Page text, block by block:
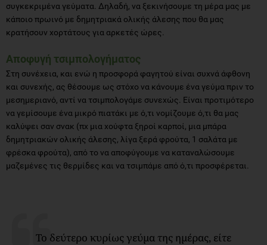
συγκεκριμένα γεύματα. Δηλαδή, να ξεκινήσουμε τη μέρα μας με
κάποιο πρωινό με δημητριακά ολικής άλεσης που θα μας
κρατήσουν χορτάτους για αρκετές ώρες.
Αποφυγή τσιμπολογήματος
Στη συνέχεια, και ενώ η προσφορά φαγητού είναι συχνά άφθονη
και συνεχής, ας θέσουμε ως στόχο να κάνουμε ένα γεύμα πριν το
μεσημεριανό, αντί να τσιμπολογάμε συνεχώς. Είναι προτιμότερο
να γεμίσουμε ένα μικρό πιατάκι με ό,τι νομίζουμε ό,τι θα μας
καλύψει σαν σνακ (πχ μια χούφτα ξηροί καρποί, μια μπάρα
δημητριακών ολικής άλεσης, λίγα ξερά φρούτα, 1 σαλάτα με
φρέσκα φρούτα), από το να αποφύγουμε να καταναλώσουμε
μαζεμένες τις θερμίδες και να τσιμπάμε από ό,τι προσφέρεται.
Το δεύτερο κυρίως γεύμα της ημέρας, είτε